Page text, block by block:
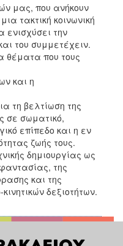
μας, που ανήκουν
τακτική κοινωνική
την
του συμμετέχειν.
θέματα που τους
και η
τη βελτίωση της
σε σωματικό,
επίπεδο και η εν
ζωής τους.
δημιουργίας ως
της
και της
δεξιοτήτων.